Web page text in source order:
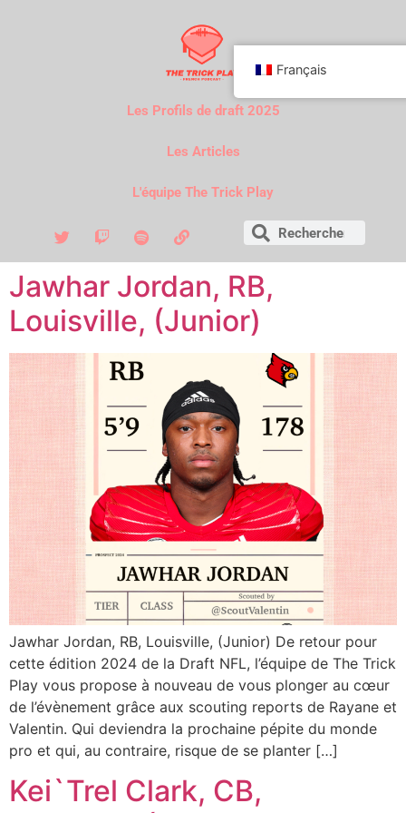
Les Profils de draft 2025
Les Articles
L'équipe The Trick Play
Jawhar Jordan, RB,
Louisville, (Junior)
Jawhar Jordan, RB, Louisville, (Junior) De retour pour
cette édition 2024 de la Draft NFL, l’équipe de The Trick
Play vous propose à nouveau de vous plonger au cœur
de l’évènement grâce aux scouting reports de Rayane et
Valentin. Qui deviendra la prochaine pépite du monde
pro et qui, au contraire, risque de se planter […]
Kei`Trel Clark, CB,
Français